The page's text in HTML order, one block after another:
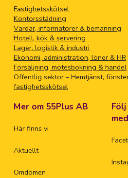
Fastighetsskötsel
Kontorsstädning
Värdar, informatörer & bemanning
Hotell, kök & servering
Lager, logistik & industri
Ekonomi, administration, löner & HR
Försäljning, mötesbokning & handel
Offentlig sektor – Hemtjänst,
fastighetsskötsel
Mer om 55Plus AB
Här finns vi
Aktuellt
Omdömen